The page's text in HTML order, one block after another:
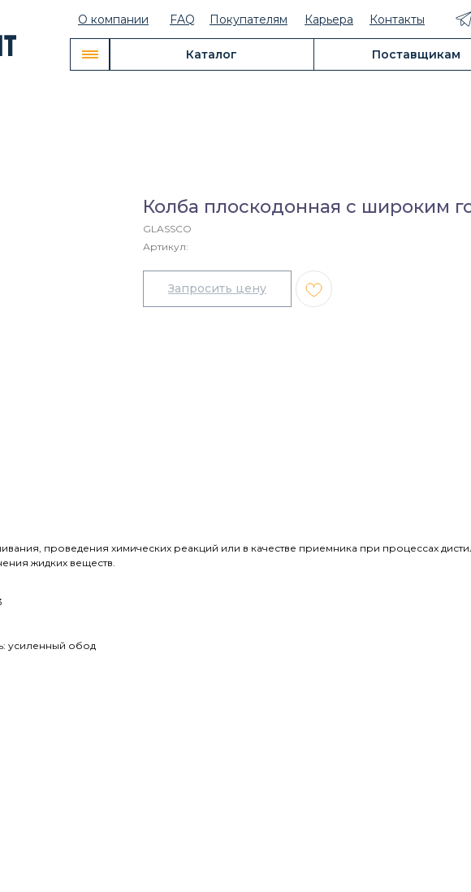
О компании Покупателям
FAQ Контакты
Каталог Поставщикам
Карьера
Колба плоскодонная с широким
GLASSCO
Артикул:
проведения химических реакций или в качестве приемника при процессах
жидких веществ.
усиленный обод